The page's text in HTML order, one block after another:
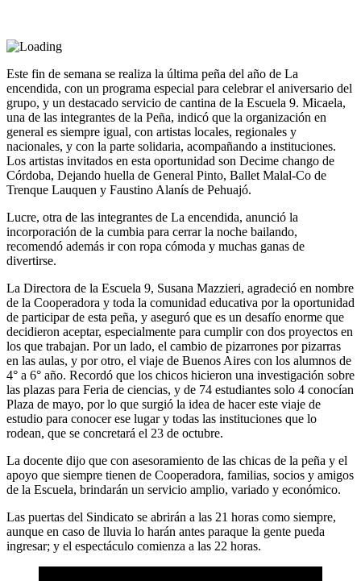
Este fin de semana se realiza la última peña del año de La
encendida, con un programa especial para celebrar el aniversario del
grupo, y un destacado servicio de cantina de la Escuela 9. Micaela,
una de las integrantes de la Peña, indicó que la organización en
general es siempre igual, con artistas locales, regionales y
nacionales, y con la parte solidaria, acompañando a instituciones.
Los artistas invitados en esta oportunidad son Decime chango de
Córdoba, Dejando huella de General Pinto, Ballet Malal-Co de
Trenque Lauquen y Faustino Alanís de Pehuajó.
Lucre, otra de las integrantes de La encendida, anunció la
incorporación de la cumbia para cerrar la noche bailando,
recomendó además ir con ropa cómoda y muchas ganas de
divertirse.
La Directora de la Escuela 9, Susana Mazzieri, agradeció en nombre
de la Cooperadora y toda la comunidad educativa por la oportunidad
de participar de esta peña, y aseguró que es un desafío enorme que
decidieron aceptar, especialmente para cumplir con dos proyectos en
los que trabajan. Por un lado, el cambio de pizarrones por pizarras
en las aulas, y por otro, el viaje de Buenos Aires con los alumnos de
4° a 6° año. Recordó que los chicos hicieron una investigación sobre
las plazas para Feria de ciencias, y de 74 estudiantes solo 4 conocían
Plaza de mayo, por lo que surgió la idea de hacer este viaje de
estudio para conocer ese lugar y todas las instituciones que lo
rodean, que se concretará el 23 de octubre.
La docente dijo que con asesoramiento de las chicas de la peña y el
apoyo que siempre tienen de Cooperadora, familias, socios y amigos
de la Escuela, brindarán un servicio amplio, variado y económico.
Las puertas del Sindicato se abrirán a las 21 horas como siempre,
aunque en caso de lluvia lo harán antes paraque la gente pueda
ingresar; y el espectáculo comienza a las 22 horas.